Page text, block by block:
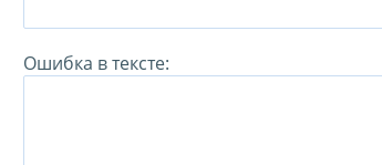
Ошибка в тексте: